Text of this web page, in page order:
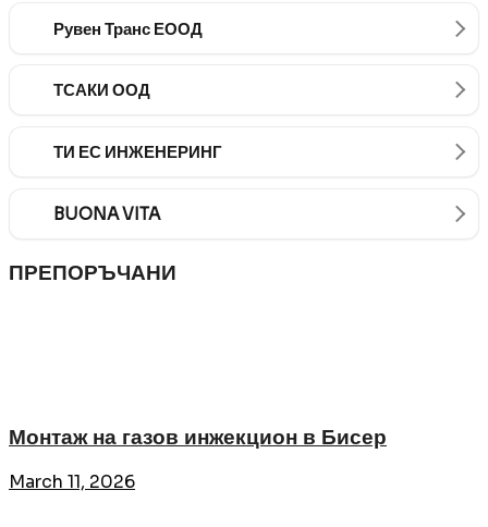
Рувен Транс ЕООД
ТСАКИ ООД
ТИ ЕС ИНЖЕНЕРИНГ
BUONA VITA
ПРЕПОРЪЧАНИ
Монтаж на газов инжекцион в Бисер
March 11, 2026